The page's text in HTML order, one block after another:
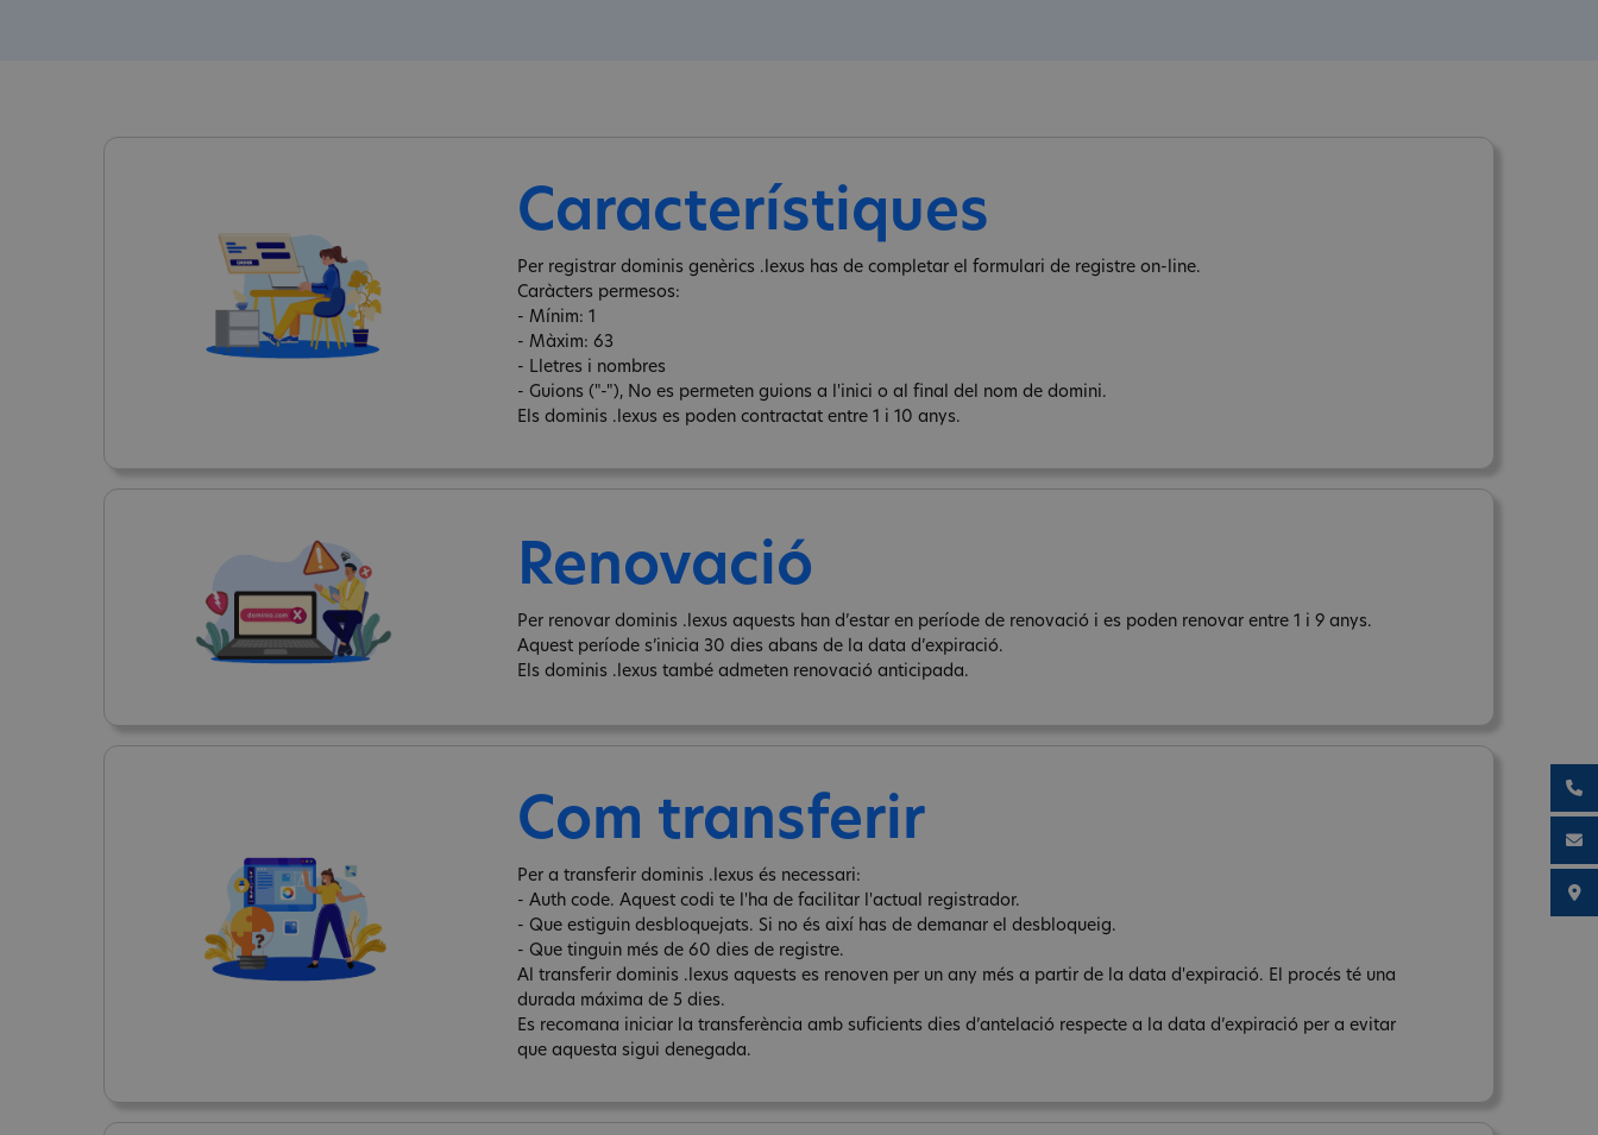
Característiques
Per registrar dominis genèrics .lexus has de completar el formulari de registre on-line.
Caràcters permesos:
- Mínim: 1
- Màxim: 63
- Lletres i nombres
- Guions ("-"), No es permeten guions a l'inici o al final del nom de domini.
Els dominis .lexus es poden contractat entre 1 i 10 anys.
Renovació
Per renovar dominis .lexus aquests han d’estar en període de renovació i es poden renovar entre 1 i 9 anys.
Aquest període s’inicia 30 dies abans de la data d’expiració.
Els dominis .lexus també admeten renovació anticipada.
Com transferir
Per a transferir dominis .lexus és necessari:
- Auth code. Aquest codi te l'ha de facilitar l'actual registrador.
- Que estiguin desbloquejats. Si no és així has de demanar el desbloqueig.
- Que tinguin més de 60 dies de registre.
Al transferir dominis .lexus aquests es renoven per un any més a partir de la data d'expiració. El procés té una
durada máxima de 5 dies.
Es recomana iniciar la transferència amb suficients dies d’antelació respecte a la data d’expiració per a evitar
que aquesta sigui denegada.